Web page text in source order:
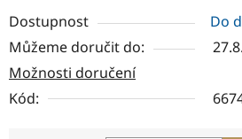
Dostupnost Do
Můžeme doručit do:
Možnosti doručení
Kód: